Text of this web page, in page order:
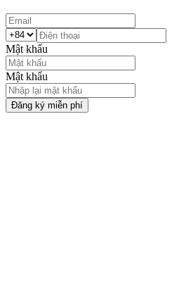
Mật khẩu
Mật khẩu
Đăng ký miễn phí